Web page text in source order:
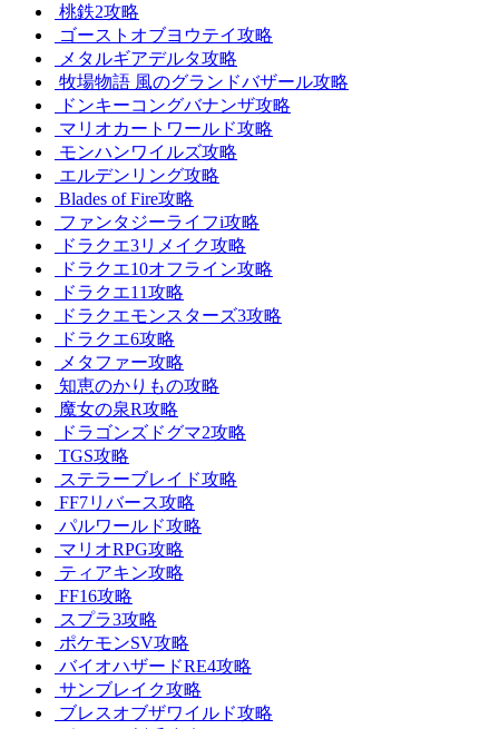
桃鉄2攻略
ゴーストオブヨウテイ攻略
メタルギアデルタ攻略
牧場物語 風のグランドバザール攻略
ドンキーコングバナンザ攻略
マリオカートワールド攻略
モンハンワイルズ攻略
エルデンリング攻略
Blades of Fire攻略
ファンタジーライフi攻略
ドラクエ3リメイク攻略
ドラクエ10オフライン攻略
ドラクエ11攻略
ドラクエモンスターズ3攻略
ドラクエ6攻略
メタファー攻略
知恵のかりもの攻略
魔女の泉R攻略
ドラゴンズドグマ2攻略
TGS攻略
ステラーブレイド攻略
FF7リバース攻略
パルワールド攻略
マリオRPG攻略
ティアキン攻略
FF16攻略
スプラ3攻略
ポケモンSV攻略
バイオハザードRE4攻略
サンブレイク攻略
ブレスオブザワイルド攻略